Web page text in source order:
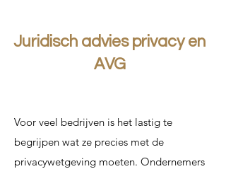
Juridisch advies privacy en
AVG
Voor veel bedrijven is het lastig te
begrijpen wat ze precies met de
privacywetgeving moeten. Ondernemers